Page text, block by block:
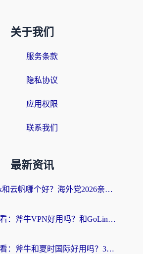
关于我们
服务条款
隐私协议
应用权限
联系我们
最新资讯
Quickback和云帆哪个好？海外党2026亲测指南：选对加速器大陆工具，无缝刷国内剧玩国服
海外党必看：斧牛VPN好用吗？和GoLinkVPN对比哪个回国效果更好？
海外党必看：斧牛和夏时国际好用吗？3步选对回国加速器，无缝刷国内资源